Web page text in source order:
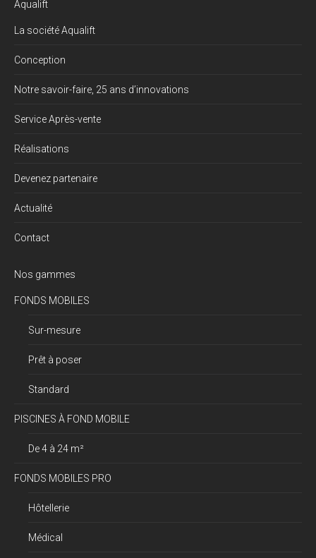
Aqualift
La société Aqualift
Conception
Notre savoir-faire, 25 ans d’innovations
Service Après-vente
Réalisations
Devenez partenaire
Actualité
Contact
Nos gammes
FONDS MOBILES
Sur-mesure
Prêt à poser
Standard
PISCINES À FOND MOBILE
De 4 à 24 m²
FONDS MOBILES PRO
Hôtellerie
Médical